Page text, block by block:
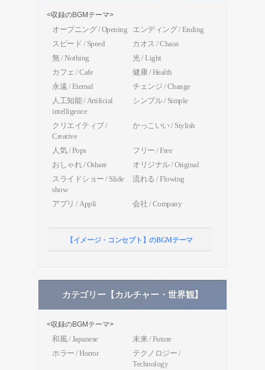
<収録のBGMテーマ>
オープニング / Opening
エンディング / Ending
スピード / Speed
カオス / Chaos
無 / Nothing
光 / Light
カフェ / Cafe
健康 / Health
永遠 / Eternal
チェンジ / Change
人工知能 / Artificial
intelligence
シンプル / Simple
クリエイティブ /
Creative
かっこいい / Stylish
人気 / Pops
フリー / Free
おしゃれ / Oshare
オリジナル / Original
スライドショー / Slide
show
流れる / Flowing
アプリ / Appli 会社 / Company
【イメージ・コンセプト】のBGMテーマ
カテゴリー【カルチャー・世界観】
<収録のBGMテーマ>
和風 / Japanese
未来 / Future
ホラー / Horror
テクノロジー /
Technology